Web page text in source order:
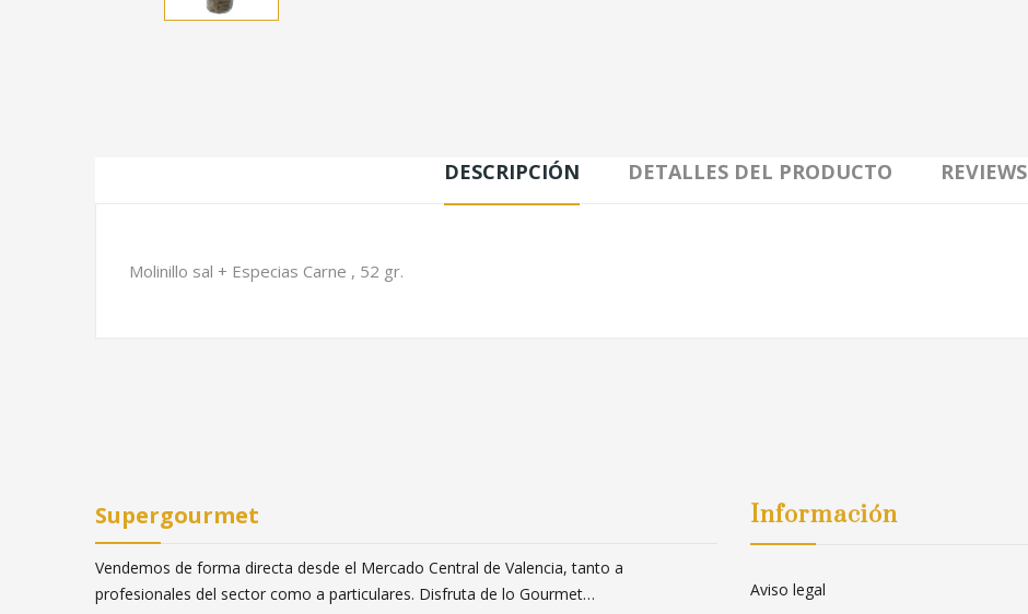
DESCRIPCIÓN DETALLES DEL PRODUCTO REVIEWS
Molinillo sal + Especias Carne , 52 gr.
Supergourmet
Vendemos de forma directa desde el Mercado Central de Valencia, tanto a
profesionales del sector como a particulares. Disfruta de lo Gourmet…
Información
Aviso legal